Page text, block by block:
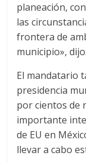
planeación,
las
frontera de
municipio», dijo.
El mandatario
presidencia
por cientos de
importante
de EU en
llevar a cabo